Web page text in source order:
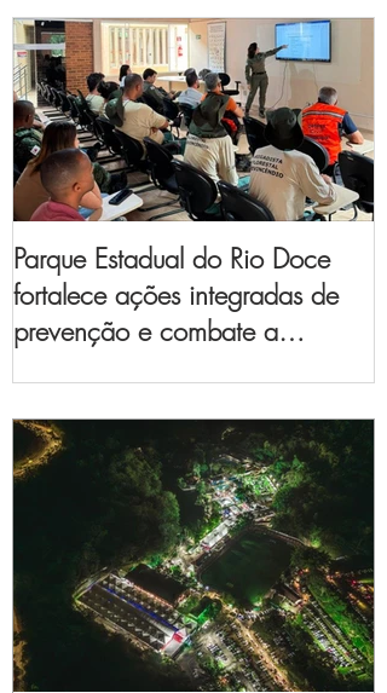
Parque Estadual do Rio Doce
fortalece ações integradas de
prevenção e combate a